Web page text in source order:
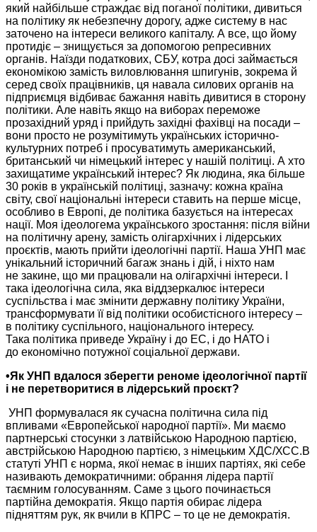
який найбільше страждає від поганої політики, дивиться
на політику як небезпечну дорогу, адже систему в нас
заточено на інтереси великого капіталу. А все, що йому
протидіє – знищується за допомогою репресивних
органів. Наїзди податкових, СБУ, котра досі займається
економікою замість виловлювання шпигунів, зокрема й
серед своїх працівників, ця навала силових органів на
підприємця відбиває бажання навіть дивитися в сторону
політики. Але навіть якщо на виборах переможе
прозахідний уряд і прийдуть західні фахівці на посади –
вони просто не розумітимуть українських історично-
культурних потреб і просуватимуть американський,
британський чи німецький інтерес у нашій політиці. А хто
захищатиме український інтерес? Як людина, яка більше
30 років в українській політиці, зазначу: кожна країна
світу, свої національні інтереси ставить на перше місце,
особливо в Европі, де політика базується на інтересах
нації. Моя ідеологема українського зростання: після війни
на політичну арену, замість олігархічних і лідерських
проєктів, мають прийти ідеологічні партії. Наша УНП має
унікальний історичний багаж знань і дій, і ніхто нам
не закине, що ми працювали на олігархічні інтереси. І
така ідеологічна сила, яка віддзеркалює інтереси
суспільства і має змінити державну політику України,
трансформувати її від політики особистісного інтересу –
в політику суспільного, національного інтересу.
Така політика приведе Україну і до ЕС, і до НАТО і
до економічно потужної соціальної держави.
•Як УНП вдалося зберегти реноме ідеологічної партії
і не перетворитися в лідерський проєкт?
УНП формувалася як сучасна політична сила під
впливами «Европейської народної партії». Ми маємо
партнерські стосунки з латвійською Народною партією,
австрійською Народною партією, з німецьким ХДС/ХСС.В
статуті УНП є норма, якої немає в інших партіях, які себе
називають демократичними: обрання лідера партії
таємним голосуванням. Саме з цього починається
партійна демократія. Якщо партія обирає лідера
підняттям рук, як вчили в КПРС – то це не демократія.